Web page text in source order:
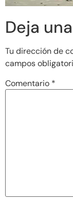
Deja
Tu dirección de
campos
Comentario *